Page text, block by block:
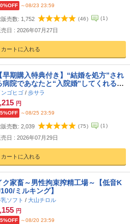
～08/23 23:59
販売数: 1,752 (46) (1 )
売日 : 2026年07月27日
カートに入れる
【早期購入特典付き】“結婚を処方”され
病院であなたと“入院婚”してくれる、
まあまクールな“おまんこナース”さん
ンゴヒゴ / 歩サラ
円
～08/25 23:59
販売数: 2,039 (75) (1 )
売日 : 2026年07月29日
カートに入れる
ク家畜～男性拘束搾精工場～【低音K
ミルキング】
ソフト / 大山チロル
円
～08/20 23:59